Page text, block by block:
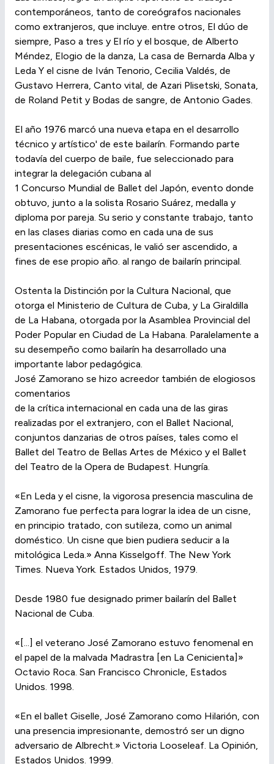
contemporáneos, tanto de coreógrafos nacionales
como extranjeros, que incluye. entre otros, El dúo de
siempre, Paso a tres y El río y el bosque, de Alberto
Méndez, Elogio de la danza, La casa de Bernarda Alba y
Leda Y el cisne de Iván Tenorio, Cecilia Valdés, de
Gustavo Herrera, Canto vital, de Azari Plisetski, Sonata,
de Roland Petit y Bodas de sangre, de Antonio Gades.
El año 1976 marcó una nueva etapa en el desarrollo
técnico y artístico' de este bailarín. Formando parte
todavía del cuerpo de baile, fue seleccionado para
integrar la delegación cubana al
1 Concurso Mundial de Ballet del Japón, evento donde
obtuvo, junto a la solista Rosario Suárez, medalla y
diploma por pareja. Su serio y constante trabajo, tanto
en las clases diarias como en cada una de sus
presentaciones escénicas, le valió ser ascendido, a
fines de ese propio año. al rango de bailarín principal.
Ostenta la Distinción por la Cultura Nacional, que
otorga el Ministerio de Cultura de Cuba, y La Giraldilla
de La Habana, otorgada por la Asamblea Provincial del
Poder Popular en Ciudad de La Habana. Paralelamente a
su desempeño como bailarín ha desarrollado una
importante labor pedagógica.
José Zamorano se hizo acreedor también de elogiosos
comentarios
de la crítica internacional en cada una de las giras
realizadas por el extranjero, con el Ballet Nacional,
conjuntos danzarias de otros países, tales como el
Ballet del Teatro de Bellas Artes de México y el Ballet
del Teatro de la Opera de Budapest. Hungría.
«En Leda y el cisne, la vigorosa presencia masculina de
Zamorano fue perfecta para lograr la idea de un cisne,
en principio tratado, con sutileza, como un animal
doméstico. Un cisne que bien pudiera seducir a la
mitológica Leda.» Anna Kisselgoff. The New York
Times. Nueva York. Estados Unidos, 1979.
Desde 1980 fue designado primer bailarín del Ballet
Nacional de Cuba.
«[...] el veterano José Zamorano estuvo fenomenal en
el papel de la malvada Madrastra [en La Cenicienta]»
Octavio Roca. San Francisco Chronicle, Estados
Unidos. 1998.
«En el ballet Giselle, José Zamorano como Hilarión, con
una presencia impresionante, demostró ser un digno
adversario de Albrecht.» Victoria Looseleaf. La Opinión,
Estados Unidos. 1999.